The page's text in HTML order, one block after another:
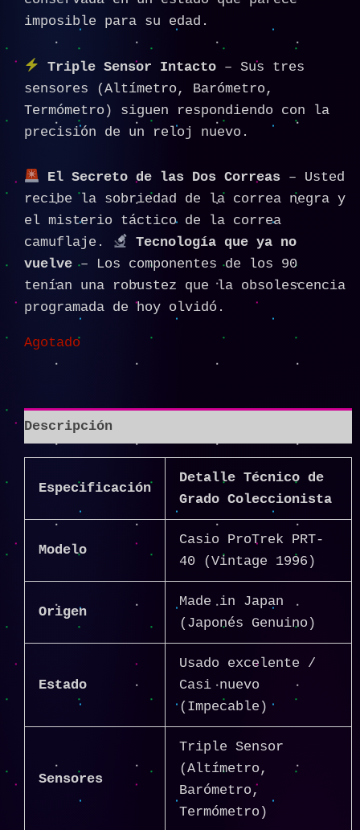
imposible para su edad.
Triple Sensor Intacto – Sus tres
sensores (Altímetro, Barómetro,
Termómetro) siguen respondiendo con la
precisión de un reloj nuevo.
El Secreto de las Dos Correas – Usted
recibe la sobriedad de la correa negra y
el misterio táctico de la correa
camuflaje.
Tecnología que ya no
vuelve – Los componentes de los 90
tenían una robustez que la obsolescencia
programada de hoy olvidó.
Agotado
Descripción
Especificación
Detalle Técnico de
Grado Coleccionista
Modelo
Casio ProTrek PRT-
40 (Vintage 1996)
Origen
Made in Japan
(Japonés Genuino)
Estado
Usado excelente /
Casi nuevo
(Impecable)
Sensores
Triple Sensor
(Altímetro,
Barómetro,
Termómetro)